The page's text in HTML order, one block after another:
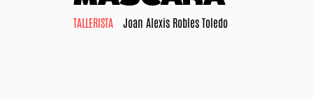
TALLERISTA Joan Alexis Robles Toledo